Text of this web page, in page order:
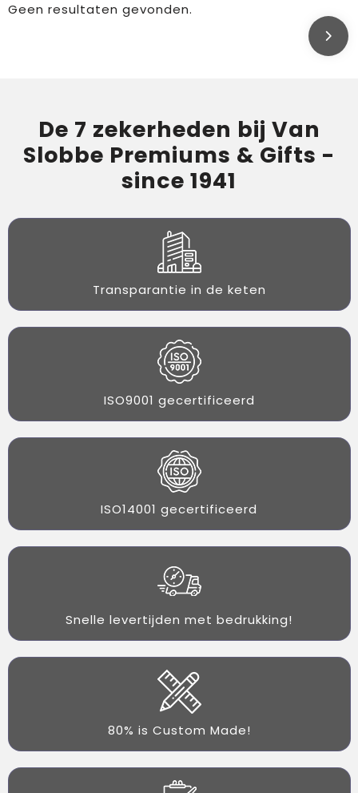
Geen resultaten gevonden.
De 7 zekerheden bij Van
Slobbe Premiums & Gifts -
since 1941
Transparantie in de keten
ISO9001 gecertificeerd
ISO14001 gecertificeerd
Snelle levertijden met bedrukking!
80% is Custom Made!